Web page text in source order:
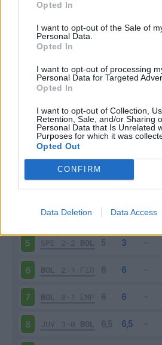
Opted In
I want to opt-out of the Sale of
Personal Data.
Opted In
I want to opt-out of processing
Personal Data for Targeted
Opted In
I want to opt-out of Collection,
Retention, Sale, and/or Sharing
Personal Data that Is Unrelated
Purposes for which it was
Opted Out
CONFIRM
Data Deletion Data Access
Scarica riepilogo
stagionale
Giornata VotoFV
LAZ 2-1 BOL
2 BOL 1-1 VER
3 MIL 2-0 BOL
BOL 1-1 SAL
5 SPE 2-2 BOL
6 BOL 2-1 FIO
7 BOL 0-1 EMP
8 JUV 3-0 BOL